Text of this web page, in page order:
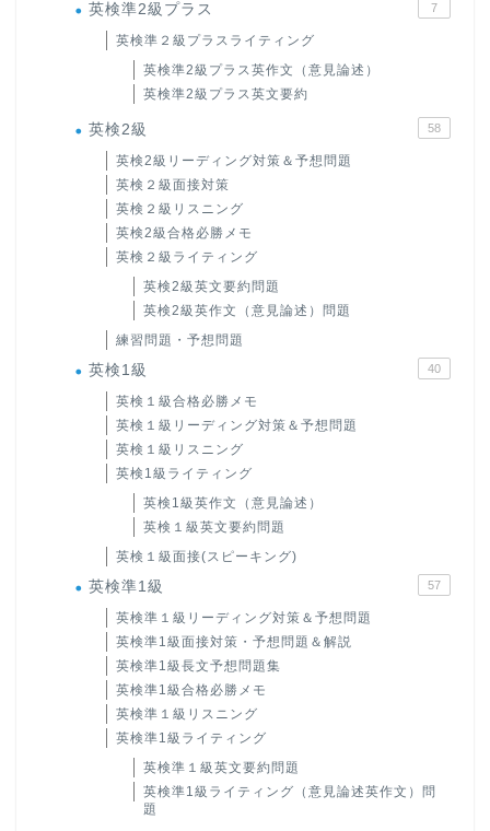
英検準2級プラス 7
英検準２級プラスライティング
英検準2級プラス英作文（意見論述）
英検準2級プラス英文要約
英検2級 58
英検2級リーディング対策＆予想問題
英検２級面接対策
英検２級リスニング
英検2級合格必勝メモ
英検２級ライティング
英検2級英文要約問題
英検2級英作文（意見論述）問題
練習問題・予想問題
英検1級 40
英検１級合格必勝メモ
英検１級リーディング対策＆予想問題
英検１級リスニング
英検1級ライティング
英検1級英作文（意見論述）
英検１級英文要約問題
英検１級面接(スピーキング)
英検準1級 57
英検準１級リーディング対策＆予想問題
英検準1級面接対策・予想問題＆解説
英検準1級長文予想問題集
英検準1級合格必勝メモ
英検準１級リスニング
英検準1級ライティング
英検準１級英文要約問題
英検準1級ライティング（意見論述英作文）問
題